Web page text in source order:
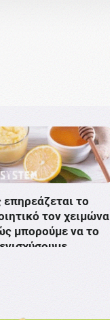
το
τον χειμώνα
μπορούμε να το
ενισχύσουμε